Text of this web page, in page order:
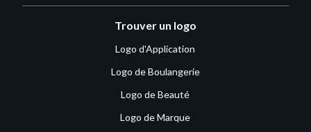
Trouver un logo
Logo d'Application
Logo de Boulangerie
Logo de Beauté
Logo de Marque